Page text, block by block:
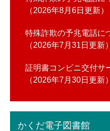
2026年8月6日更新
特殊詐欺の予兆電話に
2026年7月31日更新
証明書コンビニ交付サ
2026年7月30日更新
かくだ電子図書館